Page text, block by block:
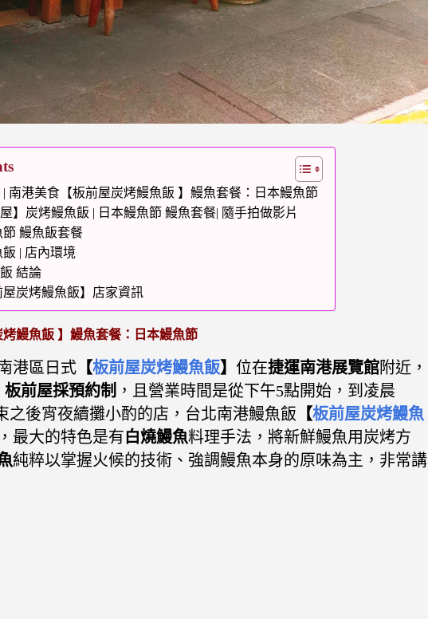
南港美食【板前屋炭烤鰻魚飯 】鰻魚套餐：日本鰻魚節
】炭烤鰻魚飯 | 日本鰻魚節 鰻魚套餐| 隨手拍做影片
鰻魚飯套餐
| 店內環境
結論
炭烤鰻魚飯】店家資訊
鰻魚飯 】鰻魚套餐：日本鰻魚節
港區日式 【板前屋炭烤鰻魚飯】 位在捷運南港展覽館附近，
板前屋採預約制 ，且營業時間是從下午5點開始，到凌晨
之後宵夜續攤小酌的店， 台北南港鰻魚飯 【板前屋炭烤鰻魚
最大的特色是有白燒鰻魚料理手法，將新鮮鰻魚用炭烤方
純粹以掌握火候的技術、強調鰻魚本身的原味為主，非常講